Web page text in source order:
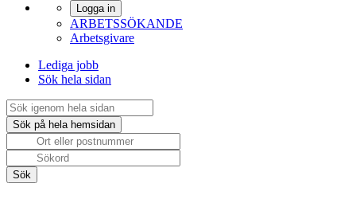
Logga in
ARBETSSÖKANDE
Arbetsgivare
Lediga jobb
Sök hela sidan